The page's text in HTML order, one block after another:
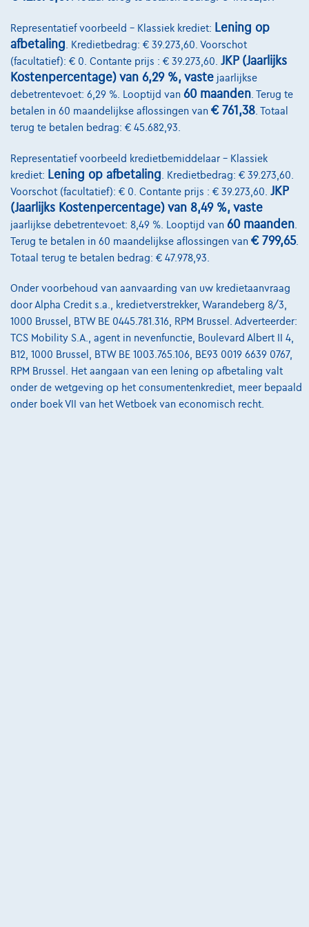
BMW M23.0 Sunroof Shadow Memory Privacy
€65.900 1
Vanaf€1.341,79/maand
Ontdek het volledige cijfervoorbeeld
8710 Wielsbeke,DCT Wielsbeke
Vergelijk
Bekijk wagen
Representatief voorbeeld – Klassiek krediet: Lening op
afbetaling . Kredietbedrag: € 39.273,60. Voorschot
(facultatief): € 0. Contante prijs : € 39.273,60. JKP (Jaarlijks
Kostenpercentage) van 6,29 %, vaste jaarlijkse
debetrentevoet: 6,29 %. Looptijd van 60 maanden . Terug te
betalen in 60 maandelijkse aflossingen van € 761,38 . Totaal
terug te betalen bedrag: € 45.682,93.
Representatief voorbeeld kredietbemiddelaar – Klassiek
krediet: Lening op afbetaling . Kredietbedrag: € 39.273,60.
Voorschot (facultatief): € 0. Contante prijs : € 39.273,60. JKP
(Jaarlijks Kostenpercentage) van 8,49 %, vaste
jaarlijkse debetrentevoet: 8,49 %. Looptijd van 60 maanden
Terug te betalen in 60 maandelijkse aflossingen van € 799,65.
Totaal terug te betalen bedrag: € 47.978,93.
Onder voorbehoud van aanvaarding van uw kredietaanvraag
door Alpha Credit s.a., kredietverstrekker, Warandeberg 8/3,
1000 Brussel, BTW BE 0445.781.316, RPM Brussel. Adverteerder:
TCS Mobility S.A., agent in nevenfunctie, Boulevard Albert II 4,
B12, 1000 Brussel, BTW BE 1003.765.106, BE93 0019 6639 0767,
RPM Brussel. Het aangaan van een lening op afbetaling valt
onder de wetgeving op het consumentenkrediet, meer bepaald
onder boek VII van het Wetboek van economisch recht.